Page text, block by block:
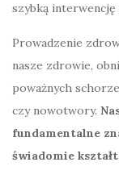
szybką
Prowadzenie
nasze zdrowie,
poważnych
czy nowotwory.
fundamentalne
świadomie